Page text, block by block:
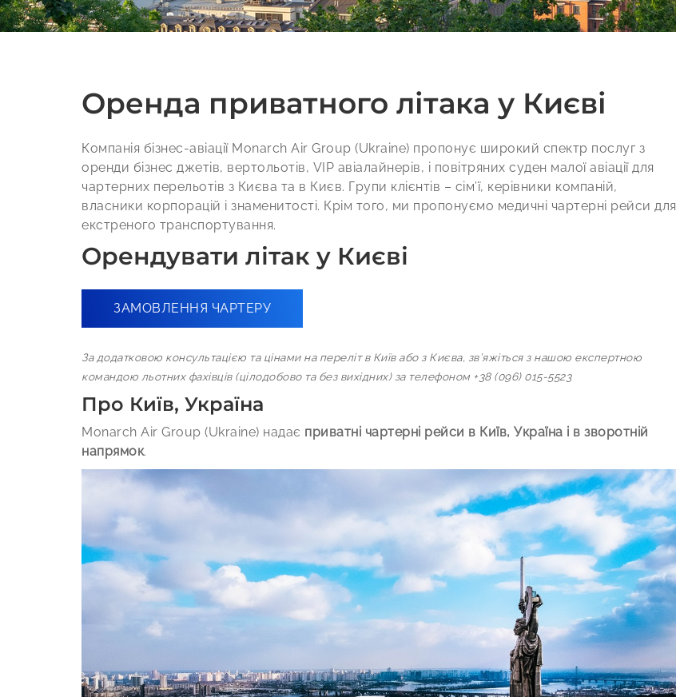
Оренда приватного літака у Києві
Компанія бізнес-авіації Monarch Air Group (Ukraine) пропонує широкий спектр послуг з
оренди бізнес джетів, вертольотів, VIP авіалайнерів, і повітряних суден малої авіації для
чартерних перельотів з Києва та в Києв. Групи клієнтів – сім’ї, керівники компаній,
власники корпорацій і знаменитості. Крім того, ми пропонуємо медичні чартерні рейси для
екстреного транспортування.
Орендувати літак у Києві
ЗАМОВЛЕННЯ ЧАРТЕРУ
За додатковою консультацією та цінами на переліт в Київ або з Києва, зв’яжіться з нашою експертною
командою льотних фахівців (цілодобово та без вихідних) за телефоном +38 (096) 015-5523
Про Київ, Україна
Monarch Air Group (Ukraine) надає приватні чартерні рейси в Київ, Україна і в зворотній
напрямок.